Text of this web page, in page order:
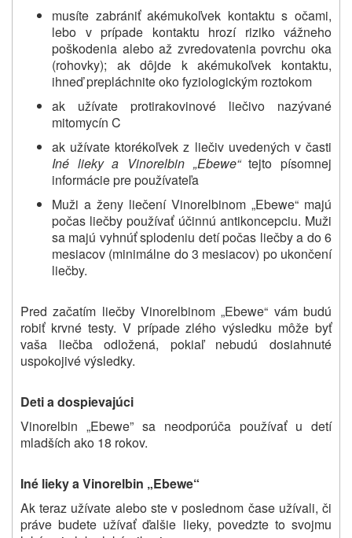
musíte zabrániť akémukoľvek kontaktu s očami,
lebo v prípade kontaktu hrozí riziko vážneho
poškodenia alebo až zvredovatenia povrchu oka
(rohovky); ak dôjde k akémukoľvek kontaktu,
ihneď prepláchnite oko fyziologickým roztokom
ak užívate protirakovinové liečivo nazývané
mitomycín C
ak užívate ktorékoľvek z liečiv uvedených v časti
Iné lieky a Vinorelbin „Ebewe“tejto písomnej
informácie pre používateľa
Muži a ženy liečení Vinorelbinom „Ebewe“ majú
počas liečby používať účinnú antikoncepciu. Muži
sa majú vyhnúť splodeniu detí počas liečby a do 6
mesiacov (minimálne do 3 mesiacov) po ukončení
liečby.
Pred začatím liečby Vinorelbinom „Ebewe“ vám budú
robiť krvné testy. V prípade zlého výsledku môže byť
vaša liečba odložená, pokiaľ nebudú dosiahnuté
uspokojivé výsledky.
Deti a dospievajúci
Vinorelbin „Ebewe” sa neodporúča používať u detí
mladších ako 18 rokov.
Iné lieky aVinorelbin „Ebewe“
Ak teraz užívate alebo ste v poslednom čase užívali, či
práve budete užívať ďalšie lieky, povedzte to svojmu